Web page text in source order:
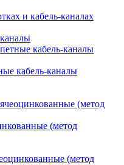
и кабель-каналах
кабель-каналы
кабель-каналы
(метод
(метод
(метод